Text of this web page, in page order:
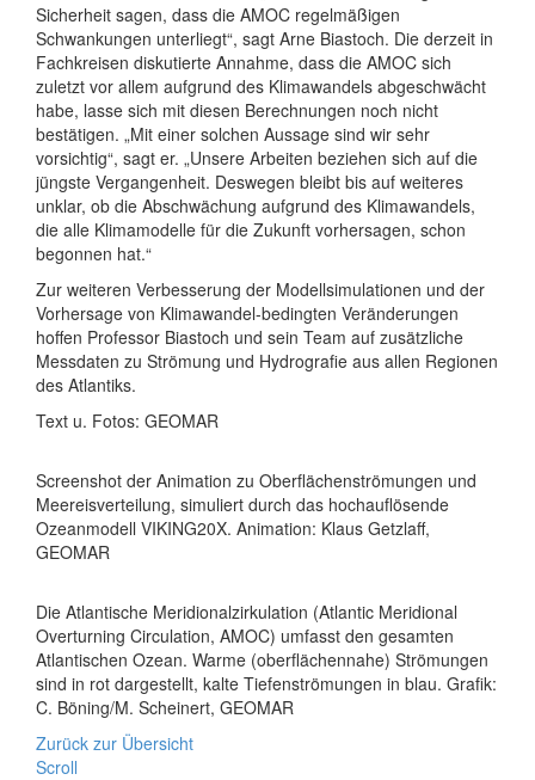
Sicherheit sagen, dass die AMOC regelmäßigen
Schwankungen unterliegt“, sagt Arne Biastoch. Die derzeit in
Fachkreisen diskutierte Annahme, dass die AMOC sich
zuletzt vor allem aufgrund des Klimawandels abgeschwächt
habe, lasse sich mit diesen Berechnungen noch nicht
bestätigen. „Mit einer solchen Aussage sind wir sehr
vorsichtig“, sagt er. „Unsere Arbeiten beziehen sich auf die
jüngste Vergangenheit. Deswegen bleibt bis auf weiteres
unklar, ob die Abschwächung aufgrund des Klimawandels,
die alle Klimamodelle für die Zukunft vorhersagen, schon
begonnen hat.“
Zur weiteren Verbesserung der Modellsimulationen und der
Vorhersage von Klimawandel-bedingten Veränderungen
hoffen Professor Biastoch und sein Team auf zusätzliche
Messdaten zu Strömung und Hydrografie aus allen Regionen
des Atlantiks.
Text u. Fotos: GEOMAR
Screenshot der Animation zu Oberflächenströmungen und
Meereisverteilung, simuliert durch das hochauflösende
Ozeanmodell VIKING20X. Animation: Klaus Getzlaff,
GEOMAR
Die Atlantische Meridionalzirkulation (Atlantic Meridional
Overturning Circulation, AMOC) umfasst den gesamten
Atlantischen Ozean. Warme (oberflächennahe) Strömungen
sind in rot dargestellt, kalte Tiefenströmungen in blau. Grafik:
C. Böning/M. Scheinert, GEOMAR
Zurück zur Übersicht
Scroll